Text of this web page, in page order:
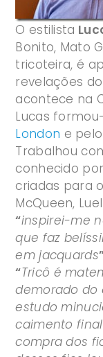
O estilista
Bonito, Mato
tricoteira, é
revelações do
acontece na
Lucas
London e pelo
Trabalhou
conhecido
criadas para
McQueen,
“inspirei-me
que faz
em jacquards
“Tricô é
demorado do
estudo
caimento
compra dos